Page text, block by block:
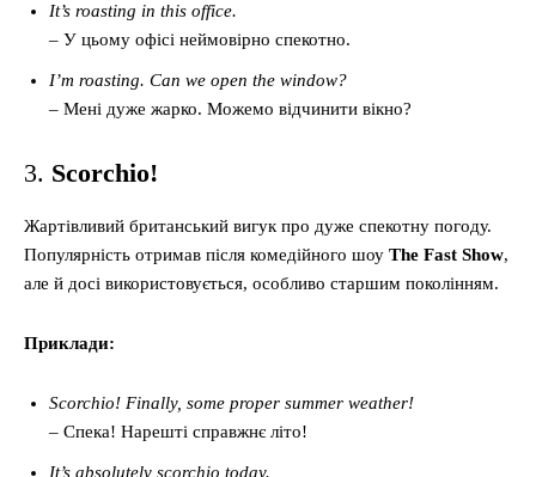
It’s roasting in this office.
– У цьому офісі неймовірно спекотно.
I’m roasting. Can we open the window?
– Мені дуже жарко. Можемо відчинити вікно?
3. Scorchio!
Жартівливий британський вигук про дуже спекотну погоду.
Популярність отримав після комедійного шоу The Fast Show,
але й досі використовується, особливо старшим поколінням.
Приклади:
Scorchio! Finally, some proper summer weather!
– Спека! Нарешті справжнє літо!
It’s absolutely scorchio today.